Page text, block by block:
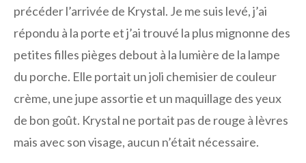
précéder l’arrivée de Krystal. Je me suis levé, j’ai
répondu à la porte et j’ai trouvé la plus mignonne des
petites filles pièges debout à la lumière de la lampe
du porche. Elle portait un joli chemisier de couleur
crème, une jupe assortie et un maquillage des yeux
de bon goût. Krystal ne portait pas de rouge à lèvres
mais avec son visage, aucun n’était nécessaire.